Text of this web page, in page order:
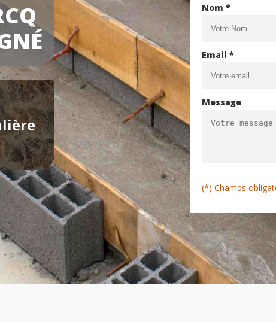
Nom *
Email *
Message
(*) Champs